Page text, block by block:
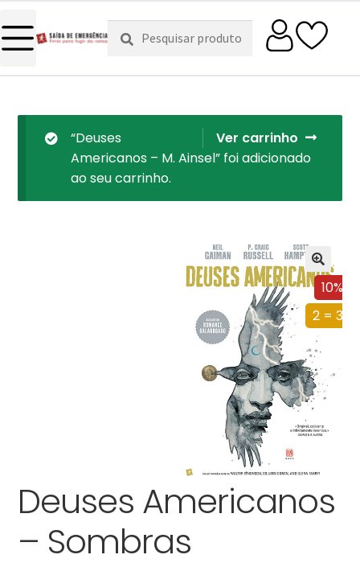
Pesquisar
por:
Pesquisa
Ver carrinho
“Deuses
Americanos – M. Ainsel” foi adicionado
ao seu carrinho.
10%
2 = 3
Deuses Americanos
– Sombras